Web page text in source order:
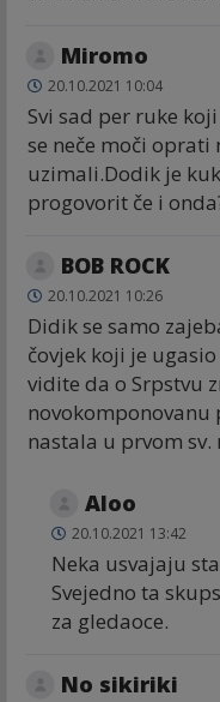
Miromo
20.10.2021 10:04
Svi sad per ruke
se neče moči
uzimali.Dodik je
progovorit če i
BOB ROCK
20.10.2021 10:26
Didik se samo
čovjek koji je ugasio
vidite da o Srpstvu
novokomponovanu
nastala u prvom sv.
Aloo
20.10.2021 13:42
Neka usvajaju
Svejedno ta
za gledaoce.
No sikiriki